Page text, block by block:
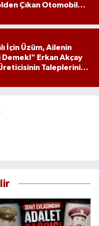
Çıkan Otomobil
İçin Üzüm, Ailenin
Demek!" Erkan Akçay
Taleplerini